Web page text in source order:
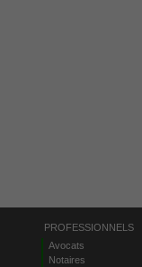
PROFESSIONNELS
Avocats
Notaires